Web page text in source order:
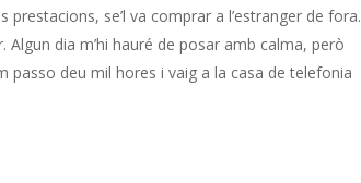
se’l va comprar a l’estranger de fora.
dia m’hi hauré de posar amb calma, però
deu mil hores i vaig a la casa de telefonia